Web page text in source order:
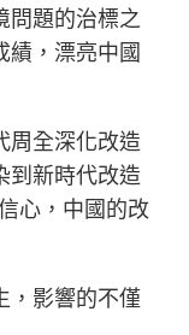
問題的治標之
績，漂亮中國
周全深化改造
到新時代改造
心，中國的改
，影響的不僅